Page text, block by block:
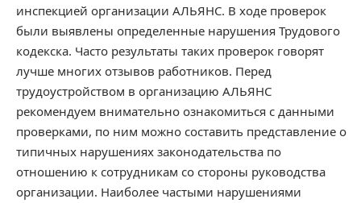
инспекцией организации АЛЬЯНС. В ходе проверок
были выявлены определенные нарушения Трудового
кодекска. Часто результаты таких проверок говорят
лучше многих отзывов работников. Перед
трудоустройством в организацию АЛЬЯНС
рекомендуем внимательно ознакомиться с данными
проверками, по ним можно составить представление о
типичных нарушениях законодательства по
отношению к сотрудникам со стороны руководства
организации. Наиболее частыми нарушениями